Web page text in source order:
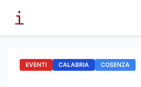
EVENTI CALABRIA COSENZA